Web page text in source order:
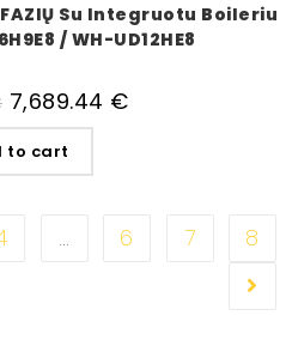
FAZIŲ Su Integruotu Boileriu
/ WH-UD12HE8
7,689.44 €
to cart
… 6 7 8